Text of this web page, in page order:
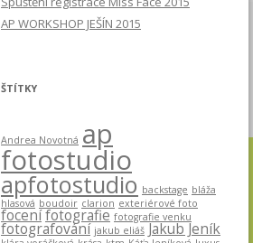
AP WORKSHOP JEŠÍN 2015
ŠTÍTKY
Andrea Novotná ap
fotostudio
apfotostudio backstage bláža
hlasová boudoir clarion exteriérové foto
focenífotografie fotografie venku
fotografování jakub eliáš Jakub Jeník